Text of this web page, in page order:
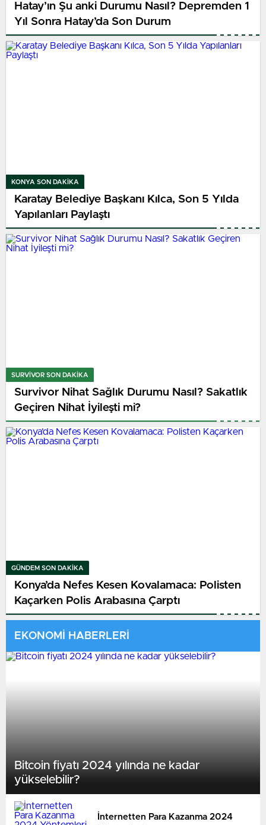
Hatay’ın Şu anki Durumu Nasıl? Depremden 1
Yıl Sonra Hatay’da Son Durum
KONYA SON DAKİKA
Karatay Belediye Başkanı Kılca, Son 5 Yılda
Yapılanları Paylaştı
SURVIVOR SON DAKİKA
Survivor Nihat Sağlık Durumu Nasıl? Sakatlık
Geçiren Nihat İyileşti mi?
GÜNDEM SON DAKİKA
Konya’da Nefes Kesen Kovalamaca: Polisten
Kaçarken Polis Arabasına Çarptı
EKONOMİ HABERLERİ
Bitcoin fiyatı 2024 yılında ne kadar
yükselebilir?
İnternetten Para Kazanma 2024